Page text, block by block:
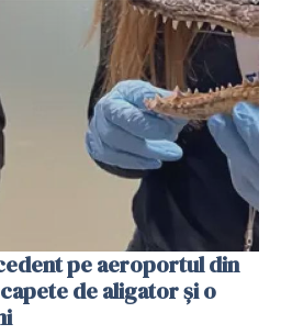
pe aeroportul din
de aligator și o